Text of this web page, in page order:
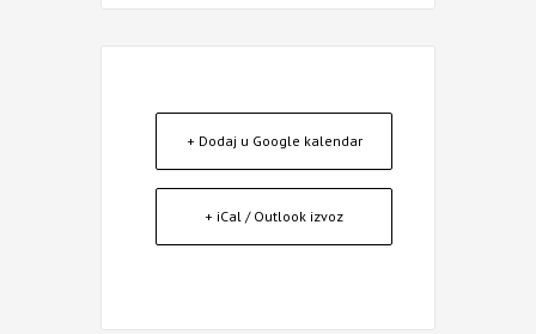
+ Dodaj u Google kalendar
+ iCal / Outlook izvoz